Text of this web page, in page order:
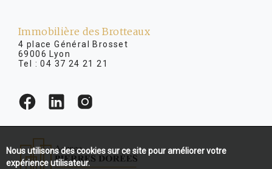
Immobilière des Brotteaux
4 place Général Brosset
69006 Lyon
Tel :04 37 24 21 21
Nous utilisons des cookies sur ce site pour améliorer votre
expérience utilisateur.